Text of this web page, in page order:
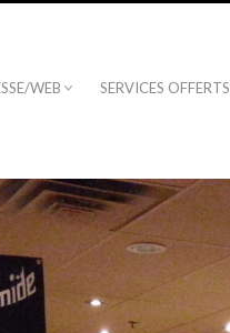
WEB SERVICES OFFERTS